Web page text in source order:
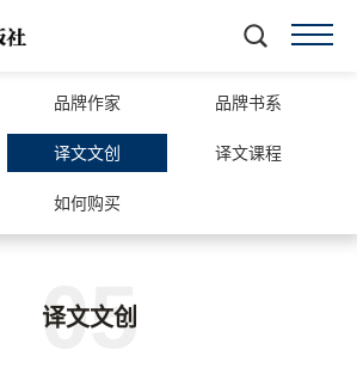
品牌作家 品牌书系
译文文创 译文课程
如何购买
05
译文文创